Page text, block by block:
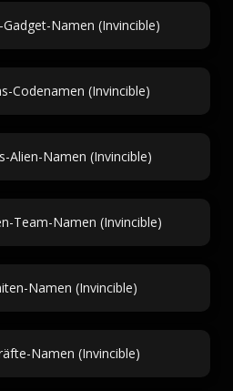
Namen (Invincible)
Codenamen (Invincible)
Alien-Namen (Invincible)
Team-Namen (Invincible)
Namen (Invincible)
Namen (Invincible)